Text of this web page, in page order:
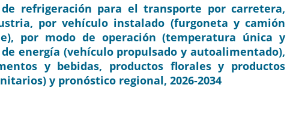
refrigeración para el transporte por carretera,
por vehículo instalado (furgoneta y camión
por modo de operación (temperatura única y
energía (vehículo propulsado y autoalimentado),
y bebidas, productos florales y productos
y pronóstico regional, 2026-2034